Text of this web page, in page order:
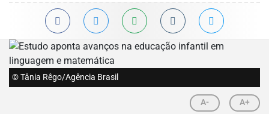
© Tânia Rêgo/Agência Brasil
A- A+